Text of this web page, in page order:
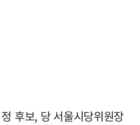
후보, 당 서울시당위원장